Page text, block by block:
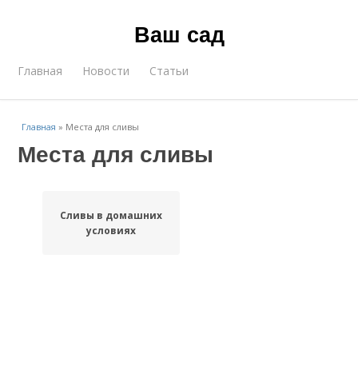
Ваш сад
Главная Новости Статьи
Главная » Места для сливы
Места для сливы
Сливы в домашних
условиях